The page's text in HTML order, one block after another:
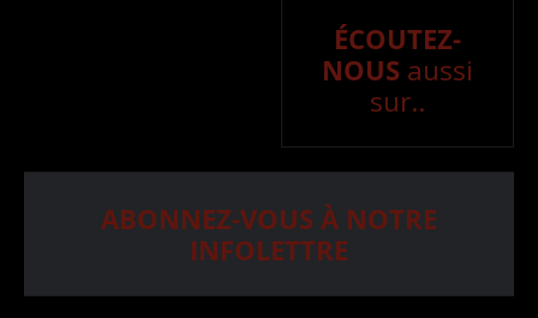
ÉCOUTEZ-
NOUS aussi
sur..
ABONNEZ-VOUS À NOTRE
INFOLETTRE